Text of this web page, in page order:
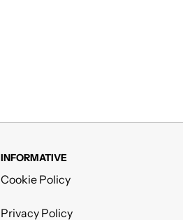
INFORMATIVE
Cookie Policy
Privacy Policy